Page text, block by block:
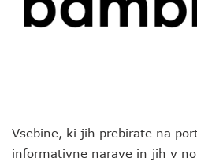
Vsebine, ki jih prebirate na
informativne narave in jih v